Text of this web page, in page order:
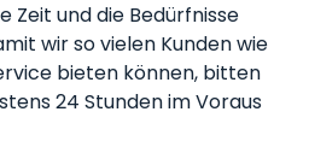
Zeit und die Bedürfnisse
wir so vielen Kunden wie
bieten können, bitten
24 Stunden im Voraus